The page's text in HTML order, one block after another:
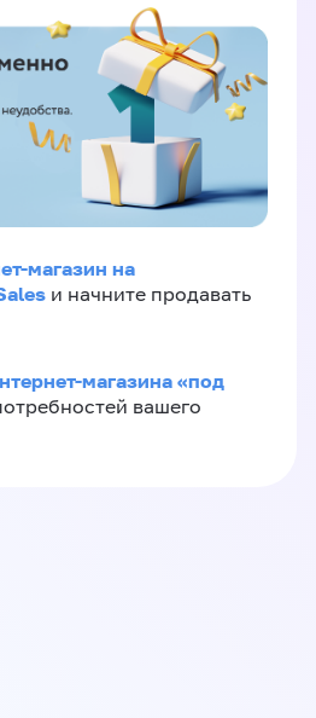
магазин на
и начните продавать
магазина «под
вашего